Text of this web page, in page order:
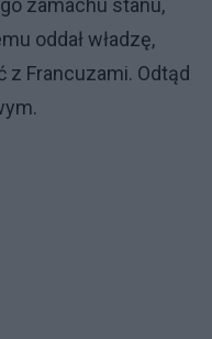
zamachu stanu,
oddał władzę,
z Francuzami. Odtąd